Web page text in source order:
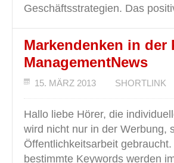
Geschäftsstrategien. Das
Markendenken in der
ManagementNews
15. MÄRZ 2013 SHORTLINK
Hallo liebe Hörer, die
wird nicht nur in der Werbung,
Öffentlichkeitsarbeit
bestimmte Keywords werden